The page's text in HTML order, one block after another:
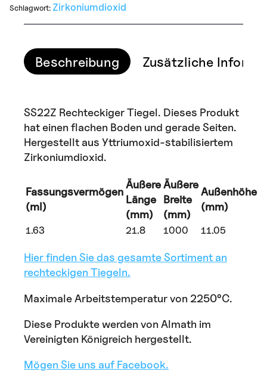
Schlagwort: Zirkoniumdioxid
Beschreibung Zusätzliche
SS22Z Rechteckiger Tiegel. Dieses Produkt
hat einen flachen Boden und gerade Seiten.
Hergestellt aus Yttriumoxid-stabilisiertem
Zirkoniumdioxid.
Fassungsvermögen
(ml)
Äußere
Länge
(mm)
Äußere
Breite
(mm)
Außenhöhe
(mm)
1.63 21.8 1000 11.05
Hier finden Sie das gesamte Sortiment an
rechteckigen Tiegeln.
Maximale Arbeitstemperatur von 2250°C.
Diese Produkte werden von Almath im
Vereinigten Königreich hergestellt.
Mögen Sie uns auf Facebook.